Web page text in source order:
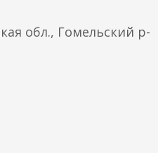
обл., Гомельский р-